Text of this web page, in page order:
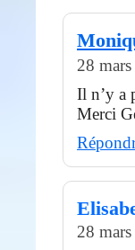
28
Il n’y a
Merci
28